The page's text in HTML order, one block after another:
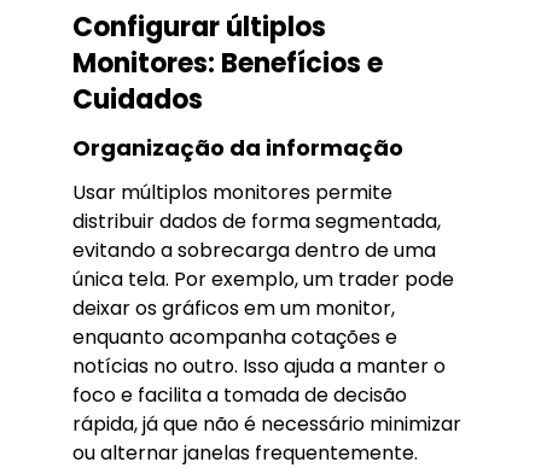
Configurar últiplos
Monitores: Benefícios e
Cuidados
Organização da informação
Usar múltiplos monitores permite
distribuir dados de forma segmentada,
evitando a sobrecarga dentro de uma
única tela. Por exemplo, um trader pode
deixar os gráficos em um monitor,
enquanto acompanha cotações e
notícias no outro. Isso ajuda a manter o
foco e facilita a tomada de decisão
rápida, já que não é necessário minimizar
ou alternar janelas frequentemente.